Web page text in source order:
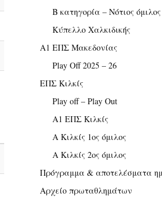
Β κατηγορία – Νότιος όμιλος
Κύπελλο Χαλκιδικής
Α1 ΕΠΣ Μακεδονίας
Play Off 2025 – 26
ΕΠΣ Κιλκίς
Play off – Play Out
Α1 ΕΠΣ Κιλκίς
Α Κιλκίς 1ος όμιλος
Α Κιλκίς 2ος όμιλος
Πρόγραμμα & αποτελέσματα
Αρχείο πρωταθλημάτων